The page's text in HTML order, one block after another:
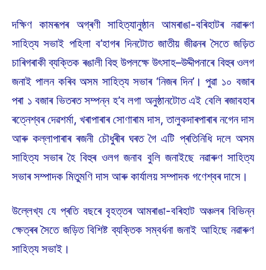
দক্ষিণ কামৰূপৰ অগ্ৰণী সাহিত্যানুষ্ঠান আমৰাঙা-বৰিহাটৰ নৱাৰুণ
সাহিত্য সভাই পহিলা ব’হাগৰ দিনটোত জাতীয় জীৱনৰ সৈতে জড়িত
চাৰিগৰাকী ব্যক্তিক ৰঙালী বিহু উপলক্ষে উৎসাহ–উদ্দীপনাৰে বিহুৰ ওলগ
জনাই পালন কৰিব অসম সাহিত্য সভাৰ ‘নিজৰ দিন’। পুৱা ১০ বজাৰ
পৰা ১ বজাৰ ভিতৰত সম্পন্ন হ’ব লগা অনুষ্ঠানটোত এই বেলি ৰজাবহাৰ
ৰত্নেশ্বৰ দেৱশৰ্মা, খৰাপাৰাৰ সোণাৰাম দাস, তালুকদাৰপাৰাৰ নগেন দাস
আৰু কল্লাপাৰাৰ ৰজনী চৌধুৰীৰ ঘৰত গৈ এটি প্ৰতিনিধি দলে অসম
সাহিত্য সভাৰ হৈ বিহুৰ ওলগ জনাব বুলি জনাইছে নৱাৰুণ সাহিত্য
সভাৰ সম্পাদক মিতুমণি দাস আৰু কাৰ্যালয় সম্পাদক গণেশ্বৰ দাসে।
উল্লেখ্য যে প্ৰতি বছৰে বৃহত্তৰ আমৰাঙা-বৰিহাট অঞ্চলৰ বিভিন্ন
ক্ষেত্ৰৰ সৈতে জড়িত বিশিষ্ট ব্যক্তিক সম্বৰ্ধনা জনাই আহিছে নৱাৰুণ
সাহিত্য সভাই।